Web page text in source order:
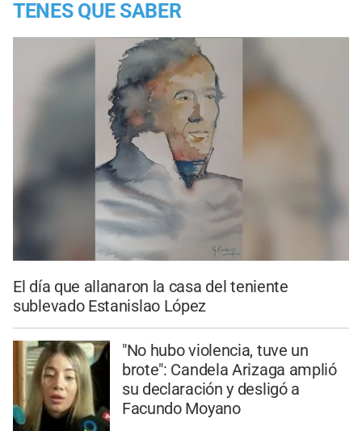
TENES QUE SABER
El día que allanaron la casa del teniente
sublevado Estanislao López
"No hubo violencia, tuve un
brote": Candela Arizaga amplió
su declaración y desligó a
Facundo Moyano